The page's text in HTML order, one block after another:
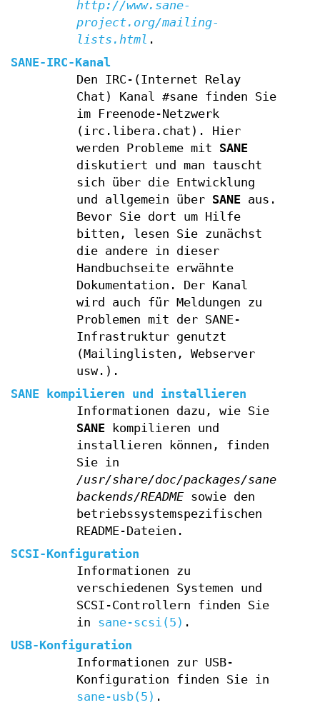
http://www.sane-
project.org/mailing-
lists.html .
SANE-IRC-Kanal
Den IRC-(Internet Relay
Chat) Kanal #sane finden Sie
im Freenode-Netzwerk
(irc.libera.chat). Hier
werden Probleme mit SANE
diskutiert und man tauscht
sich über die Entwicklung
und allgemein über SANEaus.
Bevor Sie dort um Hilfe
bitten, lesen Sie zunächst
die andere in dieser
Handbuchseite erwähnte
Dokumentation. Der Kanal
wird auch für Meldungen zu
Problemen mit der SANE-
Infrastruktur genutzt
(Mailinglisten, Webserver
usw.).
SANE kompilieren und installieren
Informationen dazu, wie Sie
SANEkompilieren und
installieren können, finden
Sie in
/usr/share/doc/packages/sane-
backends/READMEsowie den
betriebssystemspezifischen
README-Dateien.
SCSI-Konfiguration
Informationen zu
verschiedenen Systemen und
SCSI-Controllern finden Sie
in sane-scsi(5) .
USB-Konfiguration
Informationen zur USB-
Konfiguration finden Sie in
sane-usb(5) .